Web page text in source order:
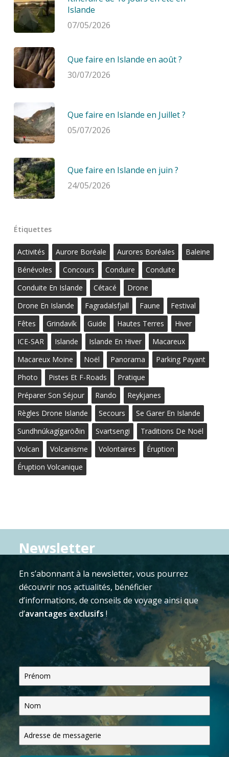
Islande
07/05/2026
Que faire en Islande en août ?
30/07/2026
Que faire en Islande en Juillet ?
05/07/2026
Que faire en Islande en juin ?
24/05/2026
Étiquettes
Activités Aurore Boréale Aurores Boréales
Baleine
Bénévoles
Concours Conduire
Conduite
Conduite En Islande
Cétacé
Drone
Drone En Islande
Fagradalsfjall Faune
Festival
Fêtes
Grindavík Guide Hautes Terres
Hiver
ICE-SAR
Islande Islande En Hiver
Macareux
Macareux Moine
Noël Panorama
Parking Payant
Photo
Pistes Et F-Roads
Pratique
Préparer Son Séjour
Rando
Reykjanes
Règles Drone Islande
Secours
Se Garer En Islande
Sundhnúkagígaröðin
Svartsengi
Traditions De Noël
Volcan
Volcanisme Volontaires
Éruption
Éruption Volcanique
Newsletter
En s’abonnant à la newsletter, vous pourrez
découvrir nos actualités, bénéficier
d’informations, de conseils de voyage ainsi que
d’avantages exclusifs !